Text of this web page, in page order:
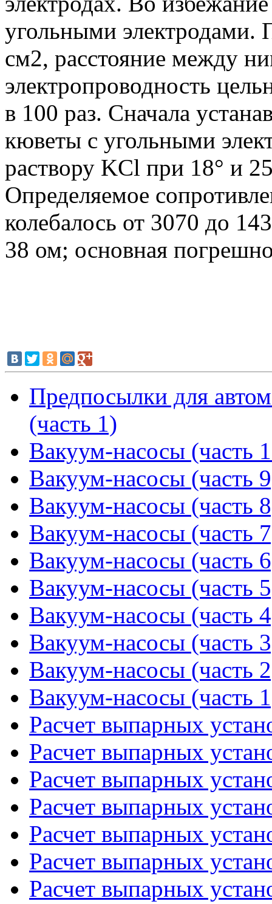
угольными электродами.
см2, расстояние между
электропроводность
в 100 раз. Сначала
кюветы с угольными
раствору KCl при 18° и
Определяемое
колебалось от 3070 до
38 ом; основная
Предпосылки для
(часть 1)
Вакуум-насосы (часть
Вакуум-насосы (часть
Вакуум-насосы (часть
Вакуум-насосы (часть
Вакуум-насосы (часть
Вакуум-насосы (часть
Вакуум-насосы (часть
Вакуум-насосы (часть
Вакуум-насосы (часть
Вакуум-насосы (часть
Расчет выпарных
Расчет выпарных
Расчет выпарных
Расчет выпарных
Расчет выпарных
Расчет выпарных
Расчет выпарных